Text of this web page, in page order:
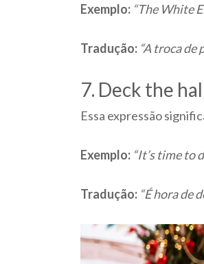
Exemplo: “The White
Tradução: “A troca
7. Deck the
Essa expressão
Exemplo: “It’s time to
Tradução: “É hora de